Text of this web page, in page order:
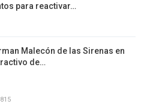
para reactivar…
Malecón de las Sirenas en
de…